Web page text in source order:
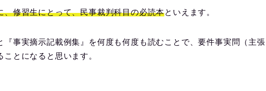
、修習生にとって、民事裁判科目の必読本といえます。
『事実摘示記載例集』を何度も何度も読むことで、要件事実問（主張
とになると思います。